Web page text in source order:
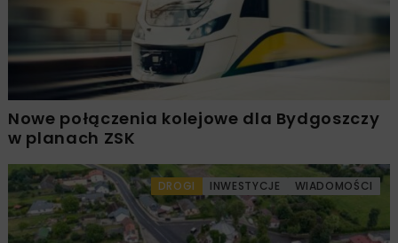
Nowe połączenia kolejowe dla Bydgoszczy
w planach ZSK
DROGI INWESTYCJE WIADOMOŚCI